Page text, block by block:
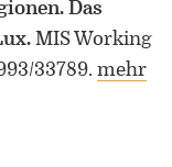
Das
MIS Working
33789. mehr